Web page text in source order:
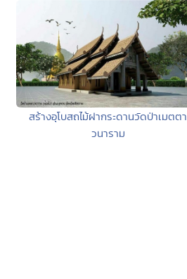
สร้างอุโบสถไม้ฝากระดานวัดป่าเมตตา
วนาราม